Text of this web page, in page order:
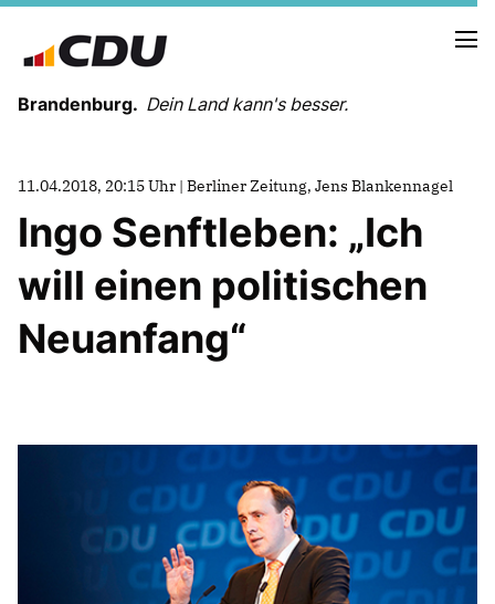
Brandenburg. Dein Land kann's besser.
MELDUNGEN
LANDESVORSTAND
LANDESGESCHÄFTSSTELLE
ORGANISATION
KREISVERBÄNDE
PARTEIGESCHICHTE
PARTEIGERICHT
IM LANDTAG
IN DER LANDESREGIERUNG
11.04.2018, 20:15 Uhr | Berliner Zeitung, Jens Blankennagel
Ingo Senftleben: „Ich
will einen politischen
Neuanfang“